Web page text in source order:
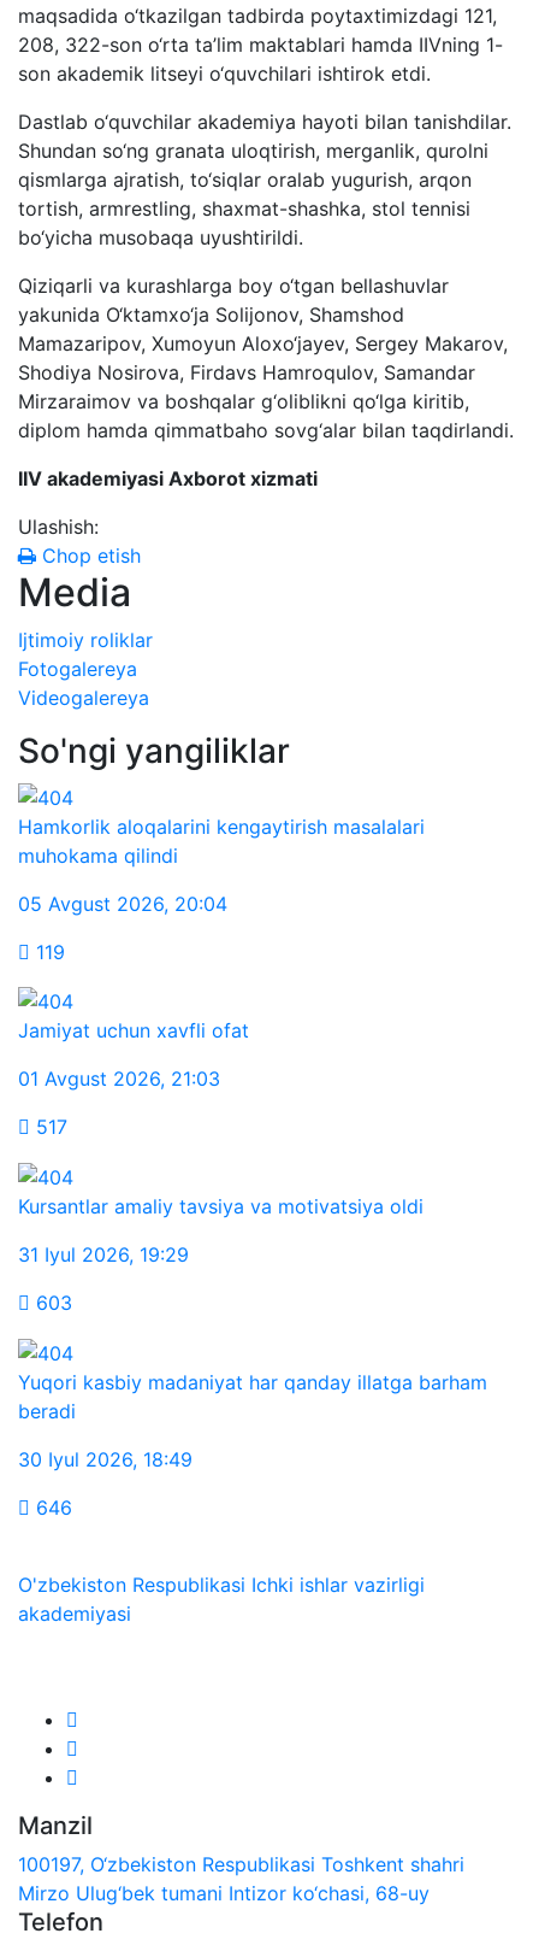
maqsadida o‘tkazilgan tadbirda poytaxtimizdagi 121,
208, 322-son o‘rta ta’lim maktablari hamda IIVning 1-
son akademik litseyi o‘quvchilari ishtirok etdi.
Dastlab o‘quvchilar akademiya hayoti bilan tanishdilar.
Shundan so‘ng granata uloqtirish, merganlik, qurolni
qismlarga ajratish, to‘siqlar oralab yugurish, arqon
tortish, armrestling, shaxmat-shashka, stol tennisi
bo‘yicha musobaqa uyushtirildi.
Qiziqarli va kurashlarga boy o‘tgan bellashuvlar
yakunida O‘ktamxo‘ja Solijonov, Shamshod
Mamazaripov, Xumoyun Aloxo‘jayev, Sergey Makarov,
Shodiya Nosirova, Firdavs Hamroqulov, Samandar
Mirzaraimov va boshqalar g‘oliblikni qo‘lga kiritib,
diplom hamda qimmatbaho sovg‘alar bilan taqdirlandi.
IIV akademiyasi Axborot xizmati
Ulashish:
Chop etish
Media
Ijtimoiy roliklar
Fotogalereya
Videogalereya
So'ngi yangiliklar
Hamkorlik aloqalarini kengaytirish masalalari
muhokama qilindi
05 Avgust 2026, 20:04
119
Jamiyat uchun xavfli ofat
01 Avgust 2026, 21:03
517
Kursantlar amaliy tavsiya va motivatsiya oldi
31 Iyul 2026, 19:29
603
Yuqori kasbiy madaniyat har qanday illatga barham
beradi
30 Iyul 2026, 18:49
646
O'zbekiston Respublikasi Ichki ishlar vazirligi
akademiyasi
Manzil
100197, O‘zbekiston Respublikasi Toshkent shahri
Mirzo Ulug‘bek tumani Intizor ko‘chasi, 68-uy
Telefon